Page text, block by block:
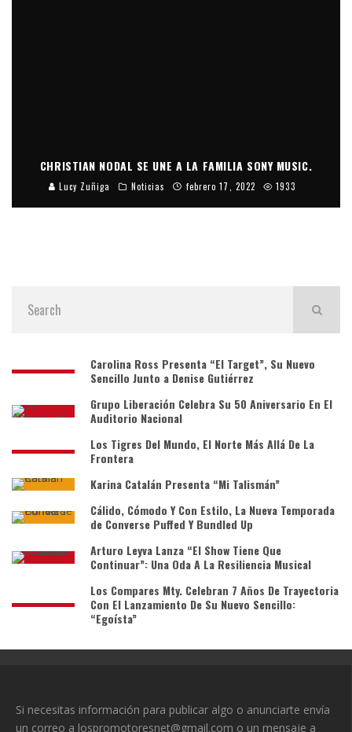
CHRISTIAN NODAL SE UNE A LA FAMILIA SONY MUSIC.
Lucy Zuñiga Noticias febrero 17, 2022 1933
Carolina Ross Presenta “El Target”, Su Nuevo
Sencillo Junto a Denise Gutiérrez
Grupo Liberación Celebra Su 50 Aniversario En El
Auditorio Nacional
Los Tigres Del Mundo, El Norte Más Allá De La
Frontera
Karina Catalán Presenta “Mi Talismán”
Cálido, Cómodo Y Con Estilo, La Nueva Temporada
de Converse Puffed Y Bundled Up
Arturo Leyva Lanza “El Show Tiene Que
Continuar”: Una Oda A La Resiliencia Musical
Los Compares Mty. Celebran 7 Años De Trayectoria
Con El Lanzamiento De Su Nuevo Sencillo:
“Egoísta”
Si necesitas información para publicar algo o anunciarte envía
un correo a lospromotoresnet@gmail.com o un mensaje a